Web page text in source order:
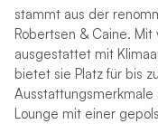
stammt aus der
Robertsen & Caine.
ausgestattet mit
bietet sie Platz für bis
Lounge mit einer